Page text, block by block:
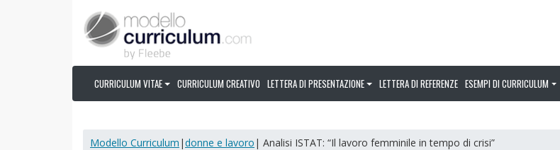
CURRICULUM VITAE CURRICULUM CREATIVO LETTERA DI PRESENTAZIONE LETTERA DI REFERENZE ESEMPI DI CURRICULUM
Modello Curriculum |donne e lavoro | Analisi ISTAT: “Il lavoro femminile in tempo di crisi”